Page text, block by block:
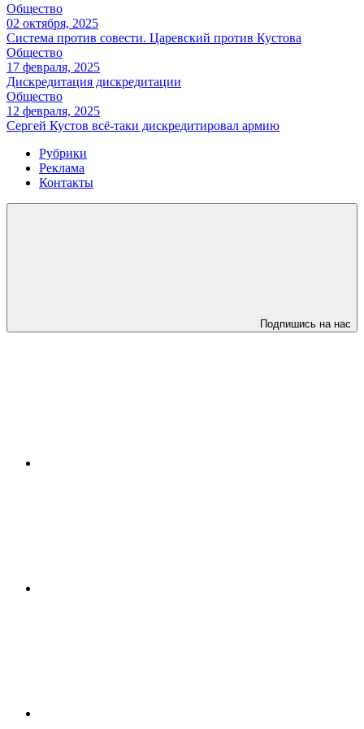
Общество
02 октября, 2025
Система против совести. Царевский против Кустова
Общество
17 февраля, 2025
Дискредитация дискредитации
Общество
12 февраля, 2025
Сергей Кустов всё-таки дискредитировал армию
Рубрики
Реклама
Контакты
Подпишись на нас